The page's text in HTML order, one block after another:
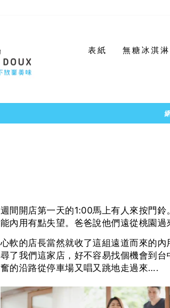
表紙 無糖冰淇淋
週間開店第一天的1:00馬上有人來按門
能內用有點失望。爸爸說他們遠從桃園過
心軟的店長當然就收了這組遠道而來的
尋了我們這家店，好不容易找個機會到
奮的沿路從停車場又唱又跳地走過來….